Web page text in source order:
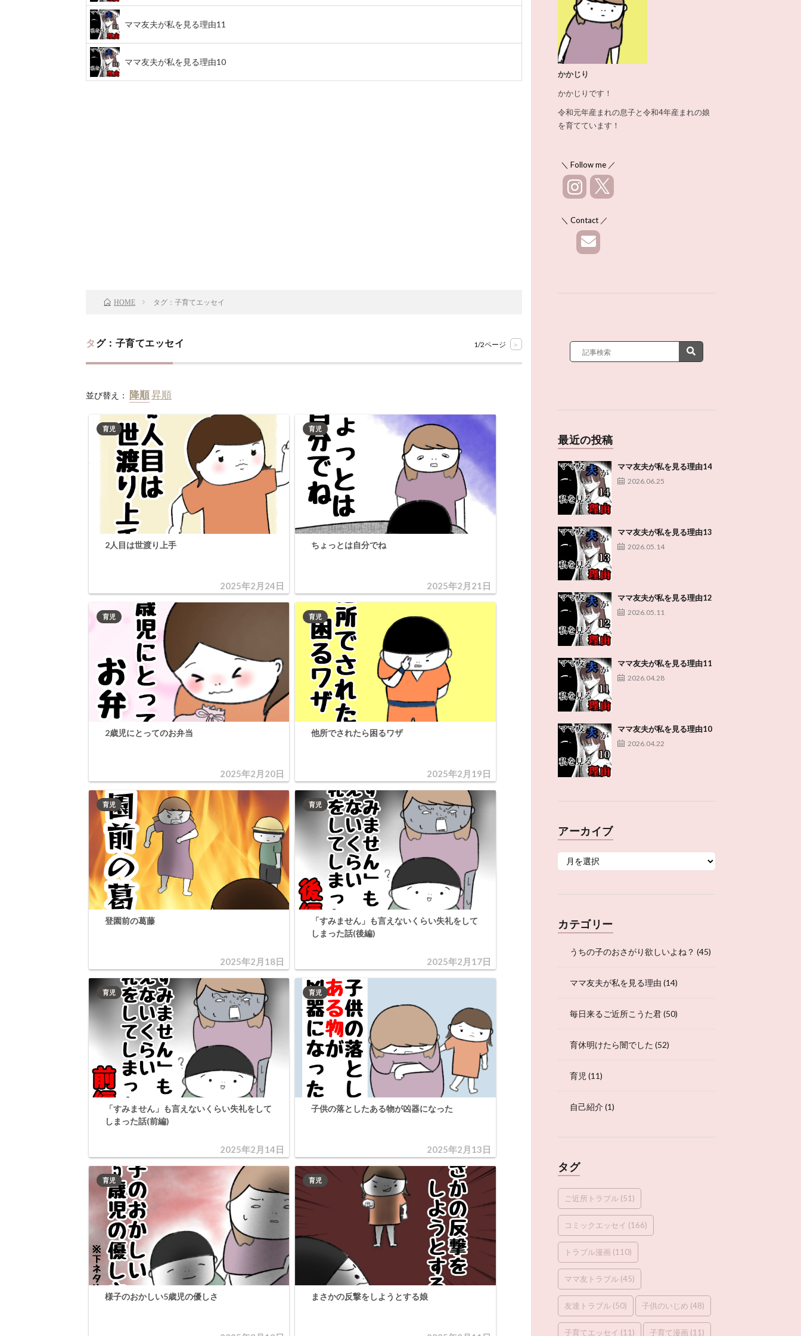
ママ友夫が私を見る理由11
ママ友夫が私を見る理由10
HOME タグ：子育てエッセイ
タグ：子育てエッセイ 1/2ページ >
並び替え：
2人目は世渡り上手
2025年2月24日
育児
ちょっとは自分でね
2025年2月21日
育児
2歳児にとってのお弁当
2025年2月20日
育児
他所でされたら困るワザ
2025年2月19日
育児
登園前の葛藤
2025年2月18日
育児
「すみません」も言えないくらい失礼をして
しまった話(後編)
2025年2月17日
育児
「すみません」も言えないくらい失礼をして
しまった話(前編)
2025年2月14日
育児
子供の落としたある物が凶器になった
2025年2月13日
育児
様子のおかしい5歳児の優しさ
育児
まさかの反撃をしようとする娘
育児
かかじり
かかじりです！
令和元年産まれの息子と令和4年産まれの娘
を育てています！
＼ Follow me ／
＼ Contact ／
最近の投稿
ママ友夫が私を見る理由14
2026.06.25
ママ友夫が私を見る理由13
2026.05.14
ママ友夫が私を見る理由12
2026.05.11
ママ友夫が私を見る理由11
2026.04.28
ママ友夫が私を見る理由10
2026.04.22
アーカイブ
カテゴリー
うちの子のおさがり欲しいよね？ (45)
ママ友夫が私を見る理由 (14)
毎日来るご近所こうた君(50)
育休明けたら闇でした (52)
育児 (11)
自己紹介(1)
タグ
ご近所トラブル (51)
コミックエッセイ (166)
トラブル漫画 (110)
ママ友トラブル (45)
友達トラブル (50) 子供のいじめ (48)
子育てエッセイ (11) 子育て漫画 (11)